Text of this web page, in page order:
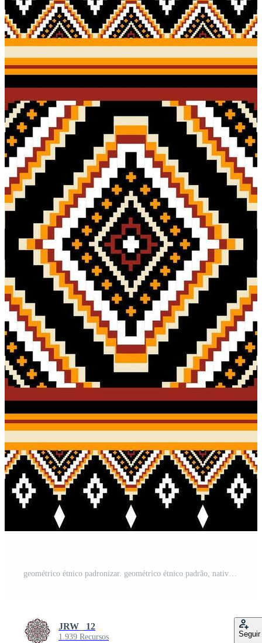
JRW_ 12
1.939 Recursos Seguir